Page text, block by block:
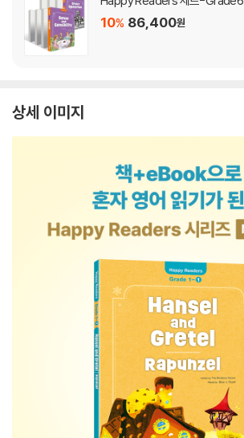
10% 86,400원
상세 이미지